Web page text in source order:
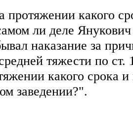
протяжении какого
ли деле
наказание за
тяжести по
какого срока
заведении?".